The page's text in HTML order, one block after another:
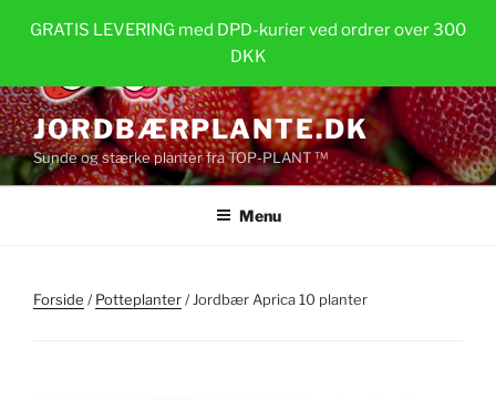
GRATIS LEVERING med DPD-kurier ved ordrer over 300
DKK
JORDBÆRPLANTE.DK
Sunde og stærke planter fra TOP-PLANT ™
Menu
Forside /Potteplanter/ Jordbær Aprica 10 planter